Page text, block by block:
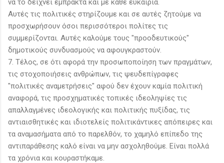
να το δείχνει έμπρακτα και με κάθε ευκαιρία.
Αυτές τις πολιτικές στηρίζουμε και σε αυτές ζητούμε να
προσχωρήσουν όσοι περισσότεροι πολίτες τις
συμμερίζονται. Αυτές καλούμε τους "προοδευτικούς"
δημοτικούς συνδυασμούς να αφουγκραστούν.
7. Τέλος, σε ότι αφορά την προσωποποίηση των πραγμάτων,
τις στοχοποιήσεις ανθρώπων, τις ψευδεπίγραφες
"πολιτικές αναμετρήσεις" αφού δεν έχουν καμία πολιτική
αναφορά, τις προσχηματικές τοπικές ιδεοληψίες τις
απαλλαγμένες ιδεολογικής και πολιτικής πυξίδας, τις
αντιαισθητικές και ιδιοτελείς πολιτικάντικες απόπειρες και
τα αναμασήματα από το παρελθόν, το χαμηλό επίπεδο της
αντιπαράθεσης καλό είναι να μην ασχοληθούμε. Είναι πολλά
τα χρόνια και κουραστήκαμε.